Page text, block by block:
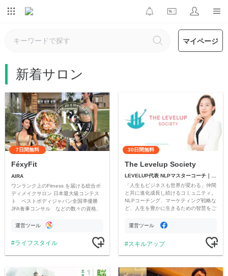
マイページ
新着サロン
7日間無料
FéxyFit
AIRA
ワンランク上のFitness を届ける総合ボ
ディメイクサロン 日本最大級コンテス
ト ベストボディジャパン全国準優勝
JFA食事コンサル などの数々の資格、
ードします。
運営ツール
ライフスタイル
30日間無料
The Levelup Society
「人生もビジネスも世界が変わる」仲間
と共に進化成長し続けるコミュニティ。
NLPコーチング、マーケティング戦略な
ど、人生を豊かに生きるための智慧をご
場を花澤彩香が運営します。
運営ツール
スキルアップ